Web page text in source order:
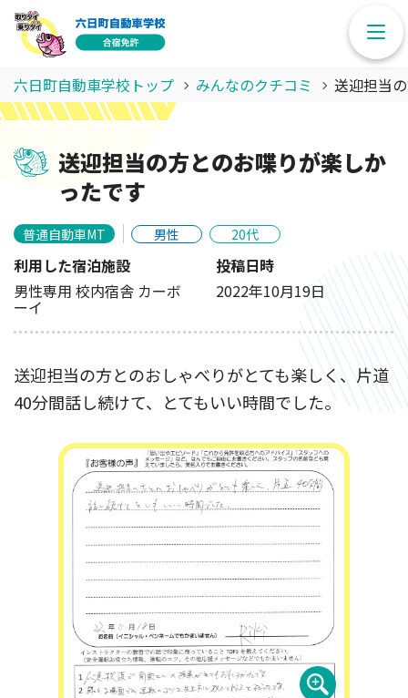
六日町自動車学校トップ みんなのクチコミ 送迎担当
送迎担当の方とのお喋りが楽しか
ったです
普通自動車MT 男性 20代
利用した宿泊施設
男性専用 校内宿舎 カーボ
ーイ
投稿日時
2022年10月19日
送迎担当の方とのおしゃべりがとても楽しく、片道
40分間話し続けて、とてもいい時間でした。